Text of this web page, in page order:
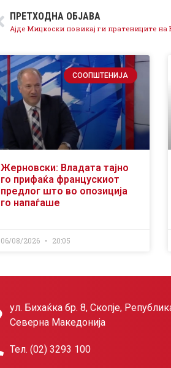
ПРЕТХОДНА ОБЈАВА
СООПШТЕНИЈА
Жерновски: Владата тајно
го прифаќа францускиот
предлог што во опозиција
го напаѓаше
06/08/2026 20:05
ул. Бихаќка бр. 8, Скопје,
Северна Македонија
Тел. (02) 3293 100